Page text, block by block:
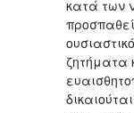
κατά των
ζητήματα